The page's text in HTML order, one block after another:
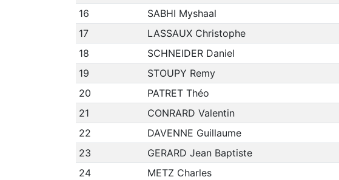
16
SABHI Myshaal
17
LASSAUX Christophe
18
SCHNEIDER Daniel
19
STOUPY Remy
20
PATRET Théo
21
CONRARD Valentin
22
DAVENNE Guillaume
23
GERARD Jean Baptiste
24
METZ Charles